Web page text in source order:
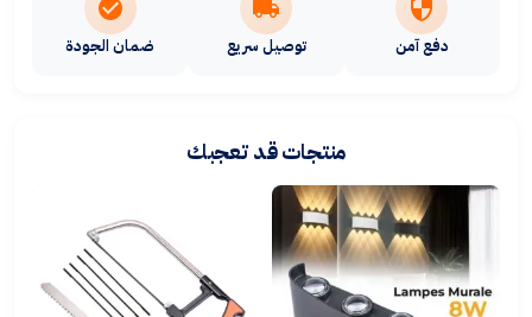
دفع آمن توصيل سريع ضمان الجودة
منتجات قد تعجبك